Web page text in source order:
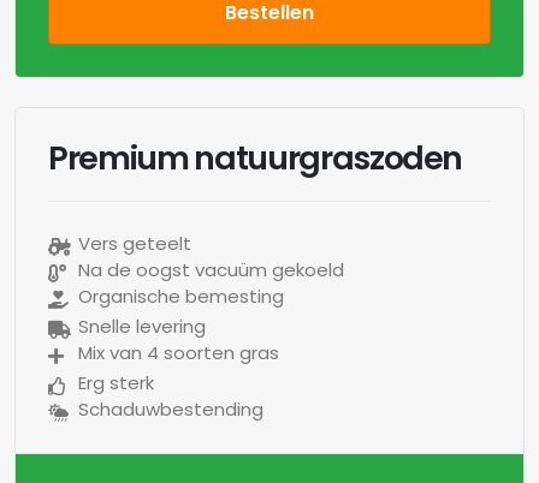
Bestellen
Premium natuurgraszoden
Vers geteelt
Na de oogst vacuüm gekoeld
Organische bemesting
Snelle levering
Mix van 4 soorten gras
Erg sterk
Schaduwbestending